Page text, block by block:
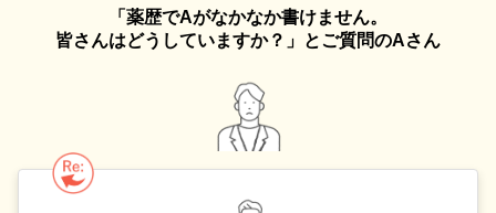
「薬歴でAがなかなか書けません。
皆さんはどうしていますか？」とご質問のAさん